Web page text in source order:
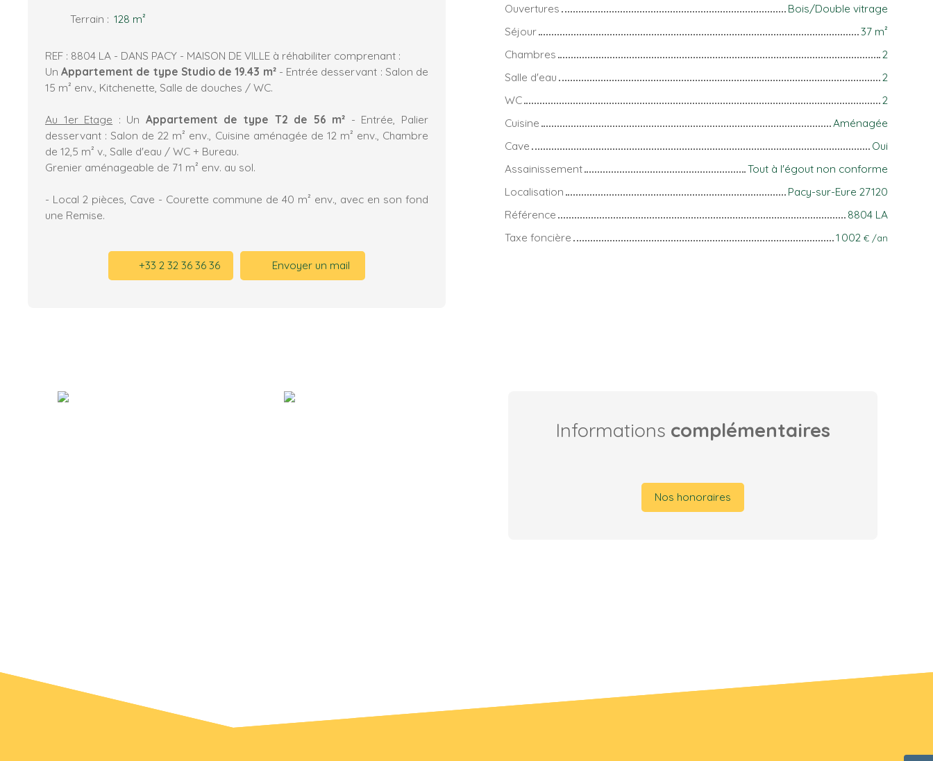
Terrain : 128 m²
REF : 8804 LA - DANS PACY - MAISON DE VILLE à réhabiliter comprenant :
Un Appartement de type Studio de 19.43 m² - Entrée desservant : Salon de
15 m² env., Kitchenette, Salle de douches / WC.
Au 1er Etage : Un Appartement de type T2 de 56 m² - Entrée, Palier
desservant : Salon de 22 m² env., Cuisine aménagée de 12 m² env., Chambre
de 12,5 m² v., Salle d'eau / WC + Bureau.
Grenier aménageable de 71 m² env. au sol.
- Local 2 pièces, Cave - Courette commune de 40 m² env., avec en son fond
une Remise.
+33 2 32 36 36 36 Envoyer un mail
Ouvertures
Bois/Double vitrage
Séjour
37 m²
Chambres
2
Salle d'eau
2
WC
2
Cuisine
Aménagée
Cave
Oui
Assainissement
Tout à l'égout non conforme
Localisation
Pacy-sur-Eure 27120
Référence
8804 LA
Taxe foncière
1 002 € /an
Informations complémentaires
Nos honoraires